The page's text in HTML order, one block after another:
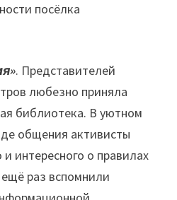
посёлка
. Представителей
любезно приняла
библиотека. В уютном
общения активисты
интересного о правилах
раз вспомнили